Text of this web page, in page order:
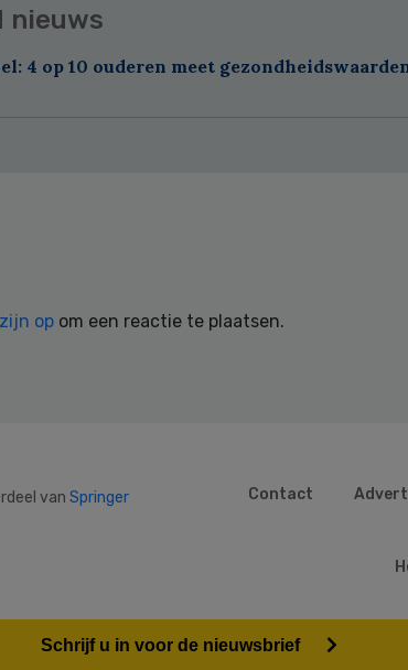
nieuws
4 op 10 ouderen meet
op om een reactie te plaatsen.
van Springer
Contact
Schrijf u in voor de nieuwsbrief